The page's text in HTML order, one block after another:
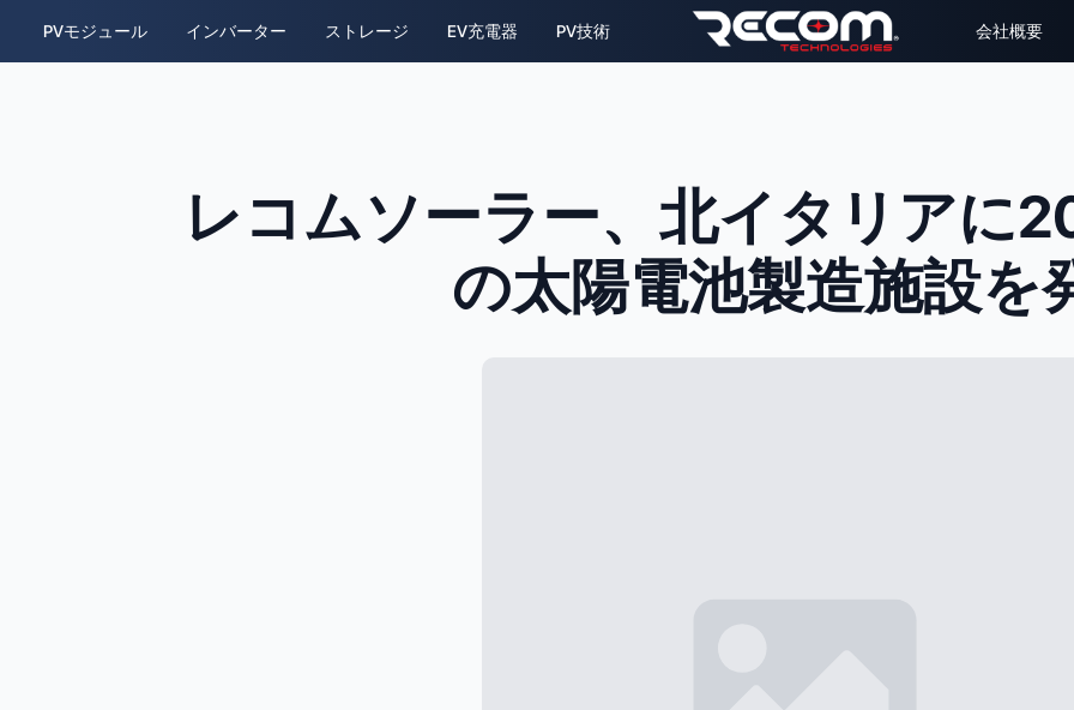
PVモジュール インバーター ストレージ EV充電器 PV技術 会社概要
レコムソーラー、北イタリアに
の太陽電池製造施設を